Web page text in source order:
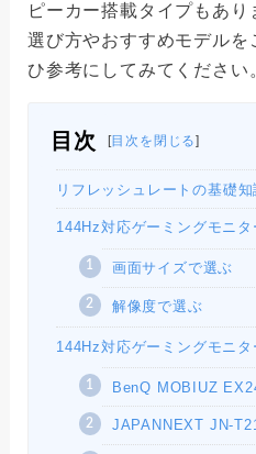
ピーカー搭載タイプもあり
選び方やおすすめモデル
ひ参考にしてみてください
目次 [目次を閉じる]
リフレッシュレートの基礎
144Hz対応ゲーミングモニタ
画面サイズで選ぶ
解像度で選ぶ
144Hz対応ゲーミングモニタ
BenQ MOBIUZ
JAPANNEXT JN-